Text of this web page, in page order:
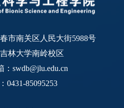
市南关区人民大街5988号
南岭校区
：swdb@jlu.edu.cn
0431-85095253